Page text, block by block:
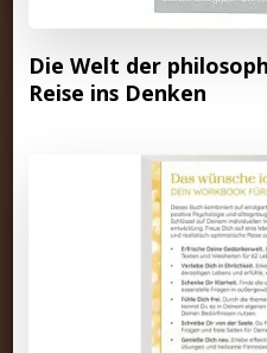
Die Welt der
Reise ins Denken